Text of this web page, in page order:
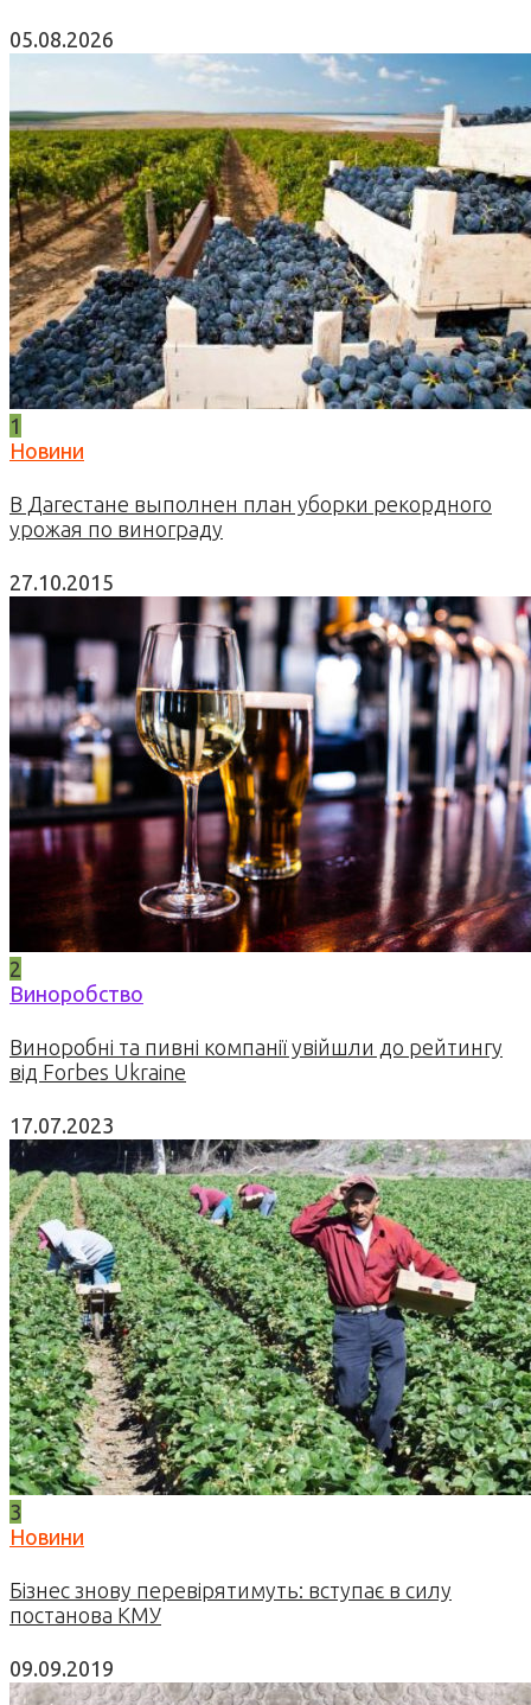
05.08.2026
1
Новини
В Дагестане выполнен план уборки рекордного
урожая по винограду
27.10.2015
2
Виноробство
Виноробні та пивні компанії увійшли до рейтингу
від Forbes Ukraine
17.07.2023
3
Новини
Бізнес знову перевірятимуть: вступає в силу
постанова КМУ
09.09.2019